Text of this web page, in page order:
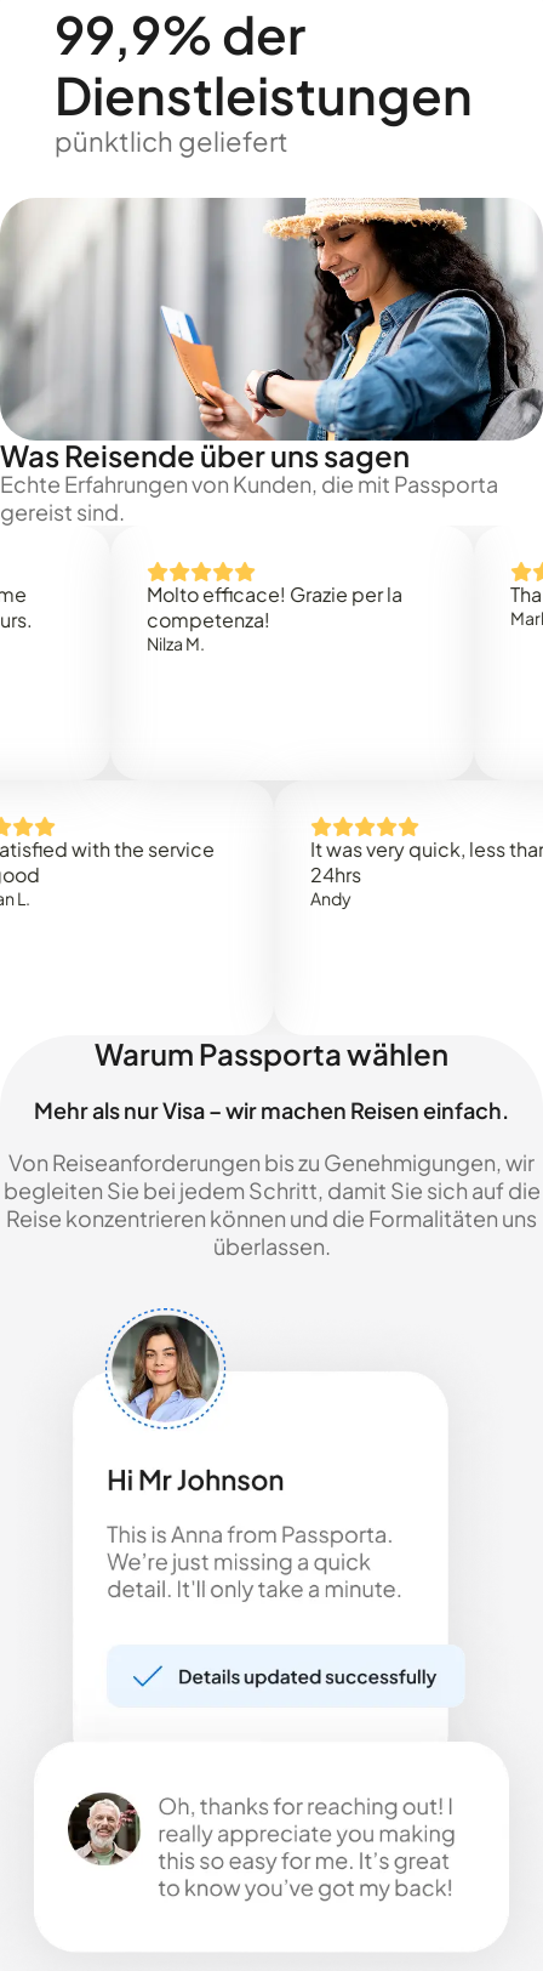
99,9% der
Dienstleistungen
pünktlich geliefert
Was Reisende über uns sagen
Echte Erfahrungen von Kunden, die mit Passporta
gereist sind.
Molto efficace! Grazie per la
competenza!
Nilza M.
Thank
Mark N.
with the service
It was very quick, less than
Warum Passporta wählen
Mehr als nur Visa – wir machen Reisen einfach.
Von Reiseanforderungen bis zu Genehmigungen, wir
begleiten Sie bei jedem Schritt, damit Sie sich auf die
Reise konzentrieren können und die Formalitäten uns
überlassen.